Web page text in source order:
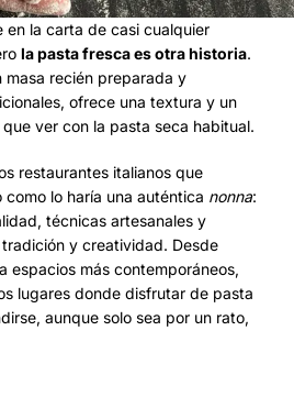
en la carta de casi cualquier
la pasta fresca es otra historia.
masa recién preparada y
ofrece una textura y un
ver con la pasta seca habitual.
restaurantes italianos que
lo haría una auténtica nonna:
técnicas artesanales y
y creatividad. Desde
espacios más contemporáneos,
lugares donde disfrutar de pasta
aunque solo sea por un rato,